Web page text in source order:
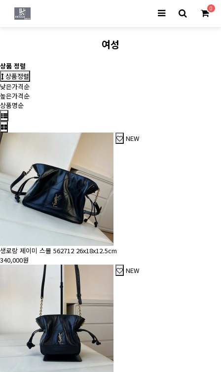
0
여성
상품 정렬
상품정렬
낮은가격순
높은가격순
상품명순
NEW
생로랑 제이미 스몰 562712 26x18x12.5cm
340,000원
NEW